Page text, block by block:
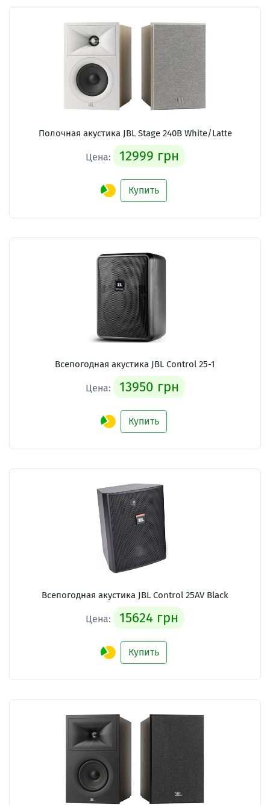
Полочная акустика JBL Stage 240B White/Latte
Цена: 12999 грн
Купить
Всепогодная акустика JBL Control 25-1
Цена: 13950 грн
Купить
Всепогодная акустика JBL Control 25AV Black
Цена: 15624 грн
Купить